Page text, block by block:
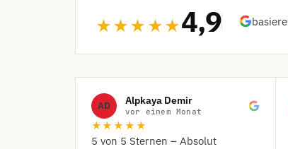
★★★★★4,9
AD Alpkaya Demir
vor einem Monat
★★★★★
​5 von 5 Sternen – Absolut